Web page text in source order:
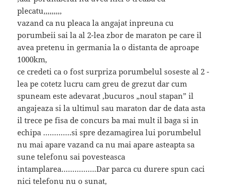
plecatu,,,,,,,,,
vazand ca nu pleaca la angajat inpreuna cu
porumbeii sai la al 2-lea zbor de maraton pe care il
avea pretenu in germania la o distanta de aproape
1000km,
ce credeti ca o fost surpriza porumbelul soseste al 2 -
lea pe cotetz lucru cam greu de grezut dar cum
spuneam este adevarat ,bucuros „noul stapan” il
angajeaza si la ultimul sau maraton dar de data asta
il trece pe fisa de concurs ba mai mult il baga si in
echipa ………….si spre dezamagirea lui porumbelul
nu mai apare vazand ca nu mai apare asteapta sa
sune telefonu sai povesteasca
intamplarea…………….Dar parca cu durere spun caci
nici telefonu nu o sunat,